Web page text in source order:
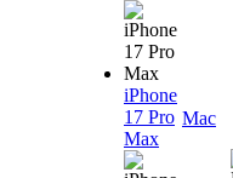
iPhone
17 Pro
Max
Mac